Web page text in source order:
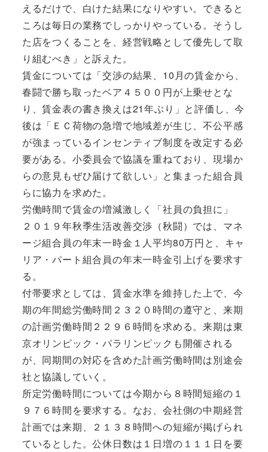
えるだけで、白けた結果になりやすい。できると
ころは毎日の業務でしっかりやっている。そうし
た店をつくることを、経営戦略として優先して取
り組むべき」と訴えた。
賃金については「交渉の結果、10月の賃金から、
春闘で勝ち取ったベア４５００円が上乗せとな
り、賃金表の書き換えは21年ぶり」と評価し、今
後は「ＥＣ荷物の急増で地域差が生じ、不公平感
が強まっているインセンティブ制度を改定する必
要がある。小委員会で協議を重ねており、現場か
らの意見もぜひ届けて欲しい」と集まった組合員
らに協力を求めた。
労働時間で賃金の増減激しく「社員の負担に」
２０１９年秋季生活改善交渉（秋闘）では、マネ
ージ組合員の年末一時金１人平均80万円と、キャ
リア・パート組合員の年末一時金引上げを要求す
る。
付帯要求としては、賃金水準を維持した上で、今
期の年間総労働時間２３２０時間の遵守と、来期
の計画労働時間２２９６時間を求める。来期は東
京オリンピック・パラリンピックも開催される
が、同期間の対応を含めた計画労働時間は別途会
社と協議していく。
所定労働時間については今期から８時間短縮の１
９７６時間を要求する。なお、会社側の中期経営
計画では来期、２１３８時間への短縮が掲げられ
ているとした。公休日数は１日増の１１１日を要